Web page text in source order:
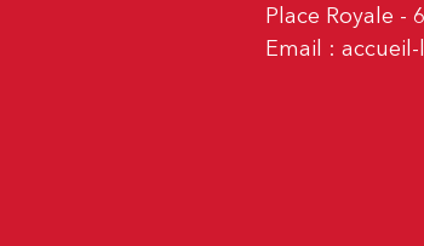
Place Royale -
Email :